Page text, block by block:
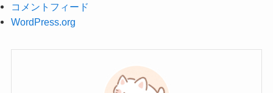
コメントフィード
WordPress.org